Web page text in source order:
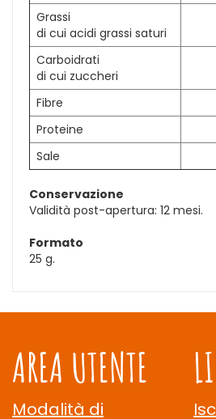
Grassi
di cui acidi grassi saturi
Carboidrati
di cui zuccheri
Fibre
Proteine
Sale
Conservazione
Validità post-apertura: 12 mesi.
Formato
25 g.
AREA UTENTE
Modalità di